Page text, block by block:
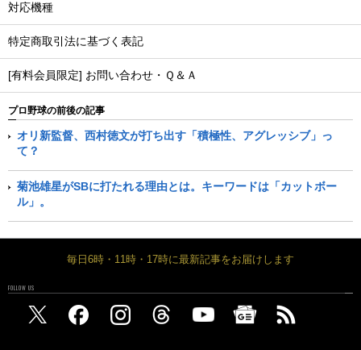
対応機種
特定商取引法に基づく表記
[有料会員限定] お問い合わせ・Ｑ＆Ａ
プロ野球の前後の記事
オリ新監督、西村徳文が打ち出す「積極性、アグレッシブ」っ
て？
菊池雄星がSBに打たれる理由とは。キーワードは「カットボー
ル」。
毎日6時・11時・17時に最新記事をお届けします
FOLLOW US